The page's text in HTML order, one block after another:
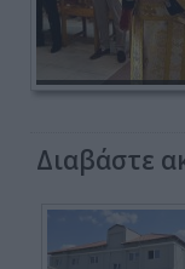
Διαβάστε